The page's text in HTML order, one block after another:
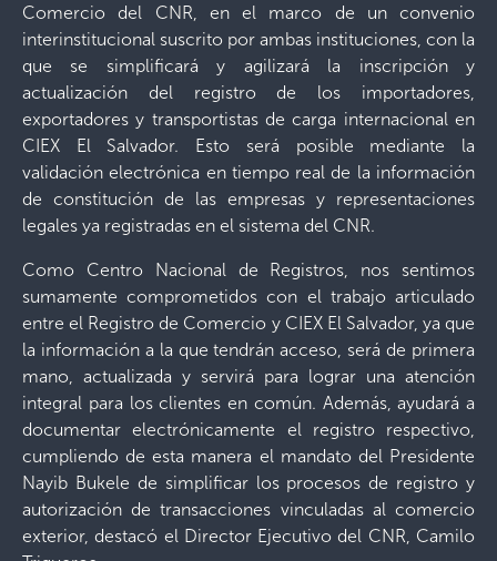
Comercio del CNR, en el marco de un convenio
interinstitucional suscrito por ambas instituciones, con la
que se simplificará y agilizará la inscripción y
actualización del registro de los importadores,
exportadores y transportistas de carga internacional en
CIEX El Salvador. Esto será posible mediante la
validación electrónica en tiempo real de la información
de constitución de las empresas y representaciones
legales ya registradas en el sistema del CNR.
Como Centro Nacional de Registros, nos sentimos
sumamente comprometidos con el trabajo articulado
entre el Registro de Comercio y CIEX El Salvador, ya que
la información a la que tendrán acceso, será de primera
mano, actualizada y servirá para lograr una atención
integral para los clientes en común. Además, ayudará a
documentar electrónicamente el registro respectivo,
cumpliendo de esta manera el mandato del Presidente
Nayib Bukele de simplificar los procesos de registro y
autorización de transacciones vinculadas al comercio
exterior, destacó el Director Ejecutivo del CNR, Camilo